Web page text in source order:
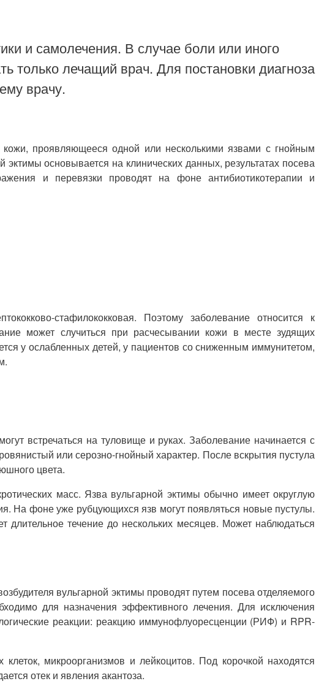
и самолечения. В случае боли или иного
только лечащий врач. Для постановки диагноза
врачу.
кожи, проявляющееся одной или несколькими язвами с гнойным
основывается на клинических данных, результатах посева
и перевязки проводят на фоне антибиотикотерапии и
стафилококковая. Поэтому заболевание относится к
может случиться при расчесывании кожи в месте зудящих
у ослабленных детей, у пациентов со сниженным иммунитетом,
встречаться на туловище и руках. Заболевание начинается с
или серозно-гнойный характер. После вскрытия пустула
цвета.
масс. Язва вульгарной эктимы обычно имеет округлую
На фоне уже рубцующихся язв могут появляться новые пустулы.
течение до нескольких месяцев. Может наблюдаться
вульгарной эктимы проводят путем посева отделяемого
для назначения эффективного лечения. Для исключения
реакции: реакцию иммунофлуоресценции (РИФ) и RPR-
микроорганизмов и лейкоцитов. Под корочкой находятся
отек и явления акантоза.